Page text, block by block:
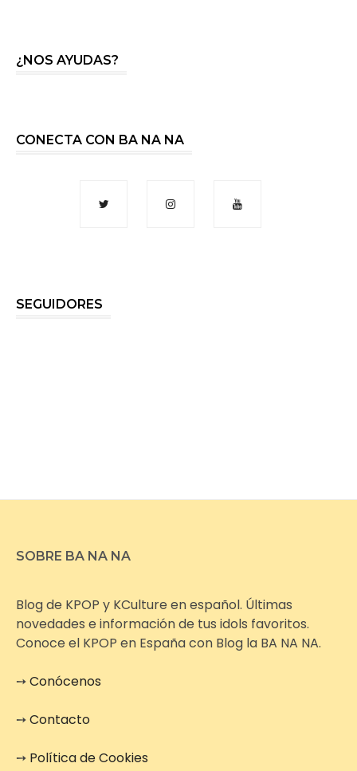
¿NOS AYUDAS?
CONECTA CON BA NA NA
SEGUIDORES
SOBRE BA NA NA
Blog de KPOP y KCulture en español. Últimas
novedades e información de tus idols favoritos.
Conoce el KPOP en España con Blog la BA NA NA.
➙Conócenos
➙Contacto
➙ Política de Cookies